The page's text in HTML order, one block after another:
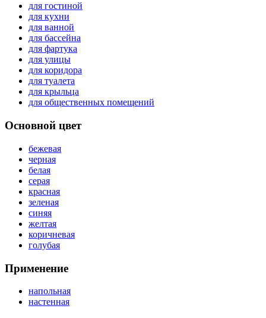
для гостиной
для кухни
для ванной
для бассейна
для фартука
для улицы
для коридора
для туалета
для крыльца
для общественных помещений
Основной цвет
бежевая
черная
белая
серая
красная
зеленая
синяя
желтая
коричневая
голубая
Применение
напольная
настенная